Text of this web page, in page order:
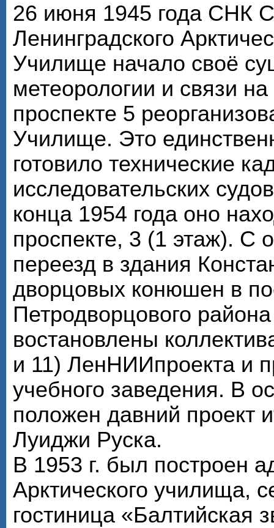
26 июня 1945 года СНК
Ленинградского
Училище начало своё
метеорологии и связи
проспекте 5
Училище. Это
готовило технические
исследовательских
конца 1954 года оно
проспекте, 3 (1 этаж). С
переезд в здания
дворцовых конюшен в
Петродворцового
востановлены
и 11) ЛенНИИпроекта и
учебного заведения. В
положен давний проект
Луиджи Руска.
В 1953 г. был построен
Арктического училища,
гостиница «Балтийская